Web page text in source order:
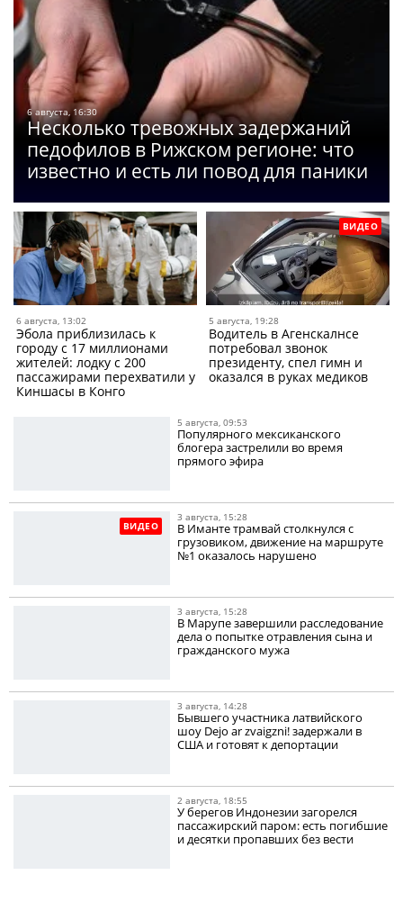
6 августа, 16:30
Несколько тревожных задержаний
педофилов в Рижском регионе: что
известно и есть ли повод для паники
6 августа, 13:02
Эбола приблизилась к
городу с 17 миллионами
жителей: лодку с 200
пассажирами перехватили у
Киншасы в Конго
ВИДЕО
5 августа, 19:28
Водитель в Агенскалнсе
потребовал звонок
президенту, спел гимн и
оказался в руках медиков
5 августа, 09:53
Популярного мексиканского
блогера застрелили во время
прямого эфира
ВИДЕО
3 августа, 15:28
В Иманте трамвай столкнулся с
грузовиком, движение на маршруте
№1 оказалось нарушено
3 августа, 15:28
В Марупе завершили расследование
дела о попытке отравления сына и
гражданского мужа
3 августа, 14:28
Бывшего участника латвийского
шоу Dejo ar zvaigzni! задержали в
США и готовят к депортации
2 августа, 18:55
У берегов Индонезии загорелся
пассажирский паром: есть погибшие
и десятки пропавших без вести